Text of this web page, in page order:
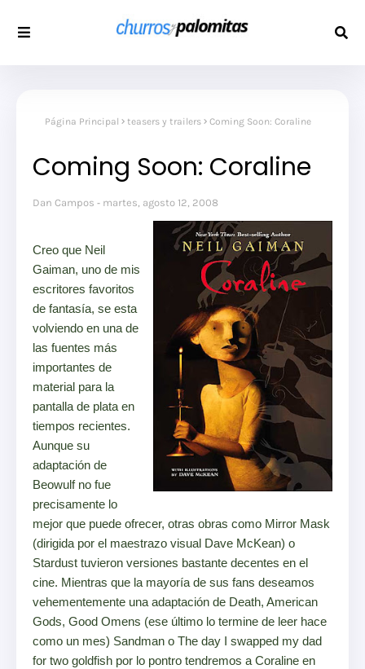
Página Principal teasers y trailers Coming Soon: Coraline
Coming Soon: Coraline
Dan Campos martes, agosto 12, 2008
Creo que Neil
Gaiman, uno de mis
escritores favoritos
de fantasía, se esta
volviendo en una de
las fuentes más
importantes de
material para la
pantalla de plata en
tiempos recientes.
Aunque su
adaptación de
Beowulf no fue
precisamente lo
mejor que puede ofrecer, otras obras como Mirror Mask
(dirigida por el maestrazo visual Dave McKean) o
Stardust tuvieron versiones bastante decentes en el
cine. Mientras que la mayoría de sus fans deseamos
vehementemente una adaptación de Death, American
Gods, Good Omens (ese último lo termine de leer hace
como un mes) Sandman o The day I swapped my dad
for two goldfish por lo pontro tendremos a Coraline en